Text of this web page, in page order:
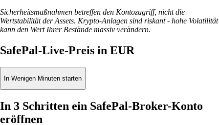
Sicherheitsmaßnahmen betreffen den Kontozugriff, nicht die
Wertstabilität der Assets. Krypto-Anlagen sind riskant - hohe Volatilität
kann den Wert Ihrer Bestände massiv verändern.
SafePal-Live-Preis in EUR
In Wenigen Minuten starten
In 3 Schritten ein SafePal-Broker-Konto
eröffnen